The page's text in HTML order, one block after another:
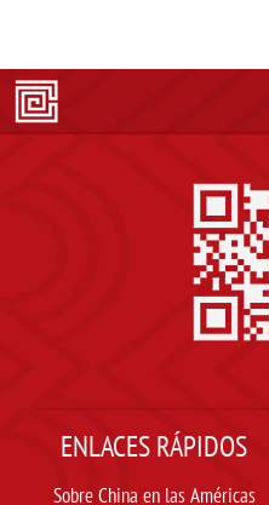
ENLACES RÁPIDOS
Sobre China en las Américas